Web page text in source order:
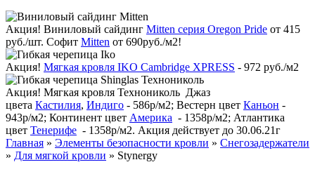
Акция! Виниловый сайдинг Mitten серия Oregon Pride от 415
руб./шт. Софит Mitten от 690руб./м2!
Акция! Мягкая кровля IKO Cambridge XPRESS - 972 руб./м2
Акция! Мягкая кровля Технониколь Джаз
цвета Кастилия, Индиго - 586р/м2; Вестерн цвет Каньон -
943р/м2; Континент цвет Америка - 1358р/м2; Атлантика
цвет Тенерифе - 1358р/м2. Акция действует до 30.06.21г
Главная » Элементы безопасности кровли » Снегозадержатели
» Для мягкой кровли » Stynergy